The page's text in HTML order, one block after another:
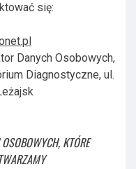
się:
Danych Osobowych,
Diagnostyczne, ul.
KTÓRE